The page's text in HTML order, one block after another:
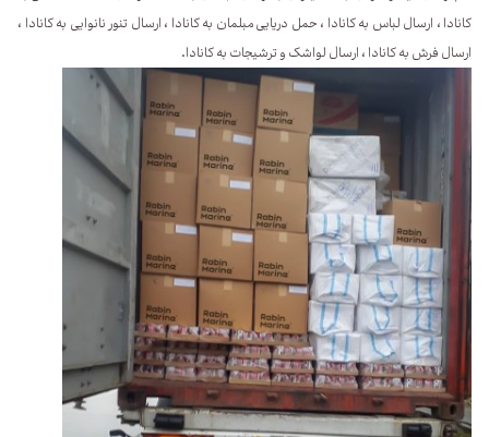
کانادا ، ارسال لباس به کانادا ، حمل دریایی مبلمان به کانادا ، ارسال تنور نانوایی به کانادا ،
ارسال فرش به کانادا ، ارسال لواشک و ترشیجات به کانادا.